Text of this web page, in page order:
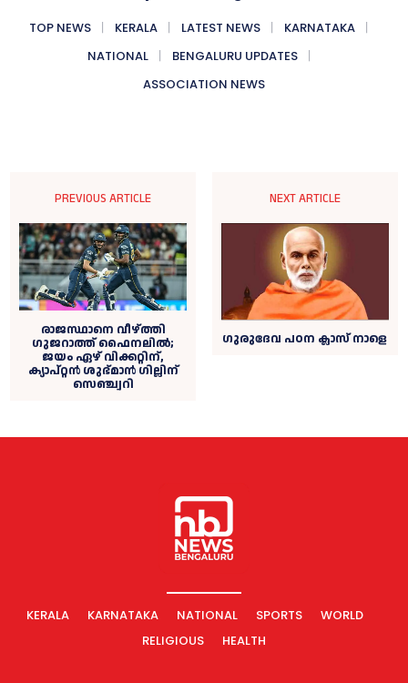
TOP NEWS KERALA LATEST NEWS
KARNATAKA
NATIONAL
BENGALURU UPDATES
ASSOCIATION NEWS
PREVIOUS ARTICLE
രാജസ്ഥാനെ വീഴ്ത്തി
ഗുജറാത്ത് ഫൈനലിൽ;
ജയം ഏഴ് വിക്കറ്റിന്,
ക്യാപ്റ്റൻ ശുഭ്‌മാൻ ഗില്ലിന്
സെഞ്ച്വറി
NEXT ARTICLE
ഗുരുദേവ പഠന ക്ലാസ് നാളെ
KERALA KARNATAKA NATIONAL SPORTS
WORLD
RELIGIOUS
HEALTH